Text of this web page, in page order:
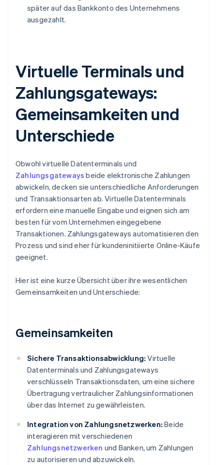
später auf das Bankkonto des Unternehmens
ausgezahlt.
Virtuelle Terminals und
Zahlungsgateways:
Gemeinsamkeiten und
Unterschiede
Obwohl virtuelle Datenterminals und
Zahlungsgateways beide elektronische Zahlungen
abwickeln, decken sie unterschiedliche Anforderungen
und Transaktionsarten ab. Virtuelle Datenterminals
erfordern eine manuelle Eingabe und eignen sich am
besten für vom Unternehmen eingegebene
Transaktionen. Zahlungsgateways automatisieren den
Prozess und sind eher für kundeninitiierte Online-Käufe
geeignet.
Hier ist eine kurze Übersicht über ihre wesentlichen
Gemeinsamkeiten und Unterschiede:
Gemeinsamkeiten
Sichere Transaktionsabwicklung: Virtuelle
Datenterminals und Zahlungsgateways
verschlüsseln Transaktionsdaten, um eine sichere
Übertragung vertraulicher Zahlungsinformationen
über das Internet zu gewährleisten.
Integration von Zahlungsnetzwerken: Beide
interagieren mit verschiedenen
Zahlungsnetzwerken und Banken, um Zahlungen
zu autorisieren und abzuwickeln.